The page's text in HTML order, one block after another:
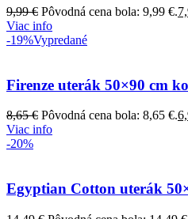
9,99€ Pôvodná cena bola: 9,99 €.
Viac info
-19%Vypredané
Firenze uterák 50×90 cm
8,65€ Pôvodná cena bola: 8,65 €.
Viac info
-20%
Egyptian Cotton uterák